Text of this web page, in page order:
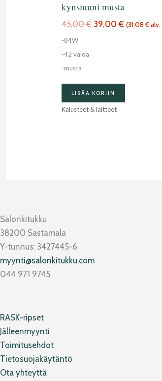
kynsiuuni musta
45,00€ 39,00€ (31,08€
-84W
-42 valoa
-musta
LISÄÄ KORIIN
Kalusteet & laitteet
Salonkitukku
38200 Sastamala
Y-tunnus: 3427445-6
myynti@salonkitukku.com
044 971 9745
RASK-ripset
Jälleenmyynti
Toimitusehdot
Tietosuojakäytäntö
Ota yhteyttä